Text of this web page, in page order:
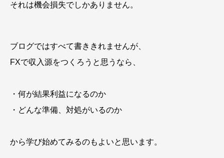
それは機会損失でしかありません。
ブログではすべて書ききれませんが、
FXで収入源をつくろうと思うなら、
・何が結果利益になるのか
・どんな準備、対処がいるのか
から学び始めてみるのもよいと思います。